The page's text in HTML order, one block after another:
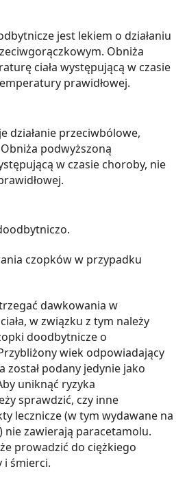
jest lekiem o działaniu
Obniża
ciała występującą w czasie
prawidłowej.
działanie przeciwbólowe,
podwyższoną
w czasie choroby, nie
czopków w przypadku
dawkowania w
w związku z tym należy
doodbytnicze o
wiek odpowiadający
został podany jedynie jako
uniknąć ryzyka
sprawdzić, czy inne
lecznicze (w tym wydawane na
nie zawierają paracetamolu.
prowadzić do ciężkiego
i śmierci.